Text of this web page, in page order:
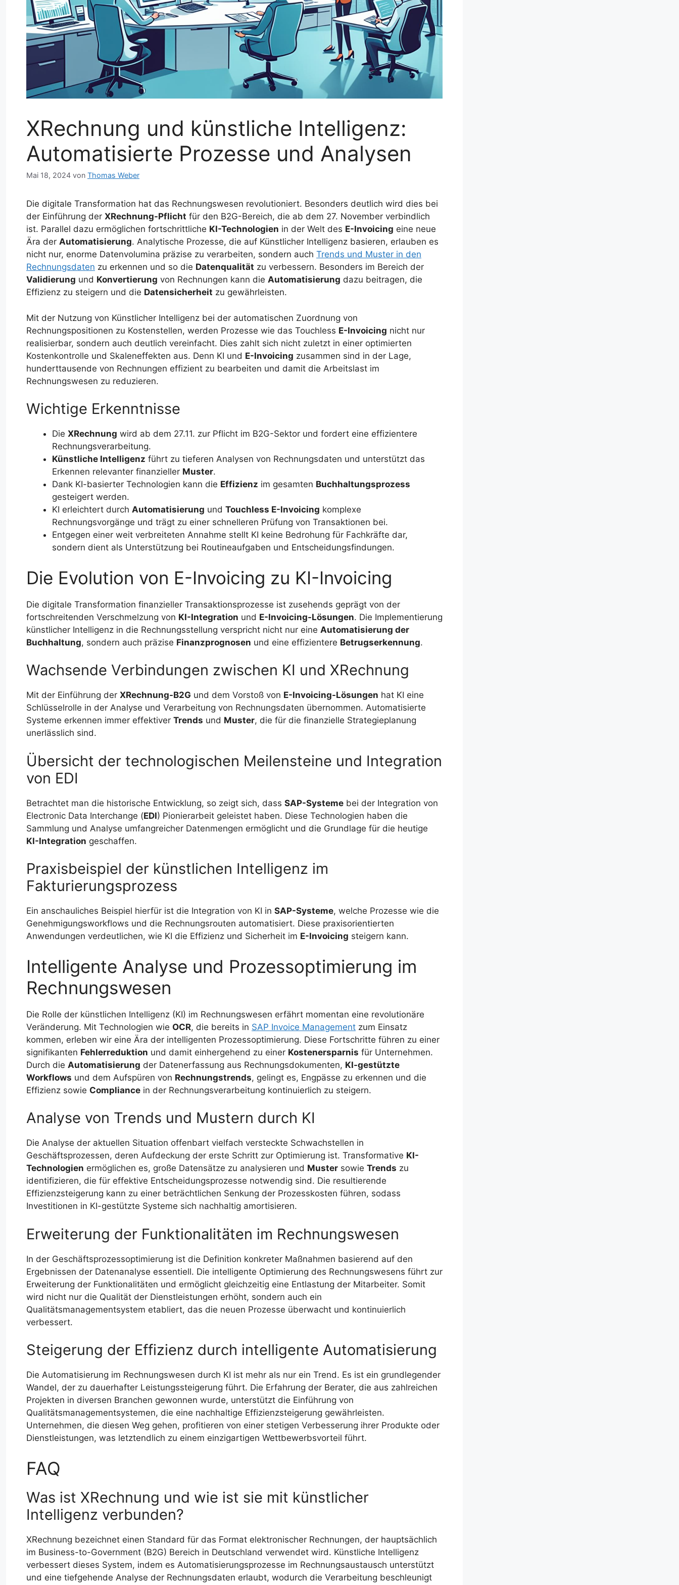
XRechnung und künstliche Intelligenz:
Automatisierte Prozesse und Analysen
Mai 18, 2024 von Thomas Weber
Die digitale Transformation hat das Rechnungswesen revolutioniert. Besonders deutlich wird dies bei
der Einführung der XRechnung-Pflicht für den B2G-Bereich, die ab dem 27. November verbindlich
ist. Parallel dazu ermöglichen fortschrittliche KI-Technologien in der Welt des E-Invoicing eine neue
Ära der Automatisierung. Analytische Prozesse, die auf Künstlicher Intelligenz basieren, erlauben es
nicht nur, enorme Datenvolumina präzise zu verarbeiten, sondern auch Trends und Muster in den
Rechnungsdaten zu erkennen und so die Datenqualität zu verbessern. Besonders im Bereich der
Validierung und Konvertierung von Rechnungen kann die Automatisierung dazu beitragen, die
Effizienz zu steigern und die Datensicherheit zu gewährleisten.
Mit der Nutzung von Künstlicher Intelligenz bei der automatischen Zuordnung von
Rechnungspositionen zu Kostenstellen, werden Prozesse wie das Touchless E-Invoicing nicht nur
realisierbar, sondern auch deutlich vereinfacht. Dies zahlt sich nicht zuletzt in einer optimierten
Kostenkontrolle und Skaleneffekten aus. Denn KI und E-Invoicing zusammen sind in der Lage,
hunderttausende von Rechnungen effizient zu bearbeiten und damit die Arbeitslast im
Rechnungswesen zu reduzieren.
Wichtige Erkenntnisse
Die XRechnung wird ab dem 27.11. zur Pflicht im B2G-Sektor und fordert eine effizientere
Rechnungsverarbeitung.
Künstliche Intelligenz führt zu tieferen Analysen von Rechnungsdaten und unterstützt das
Erkennen relevanter finanzieller Muster.
Dank KI-basierter Technologien kann die Effizienz im gesamten Buchhaltungsprozess
gesteigert werden.
KI erleichtert durch Automatisierung und Touchless E-Invoicing komplexe
Rechnungsvorgänge und trägt zu einer schnelleren Prüfung von Transaktionen bei.
Entgegen einer weit verbreiteten Annahme stellt KI keine Bedrohung für Fachkräfte dar,
sondern dient als Unterstützung bei Routineaufgaben und Entscheidungsfindungen.
Die Evolution von E-Invoicing zu KI-Invoicing
Die digitale Transformation finanzieller Transaktionsprozesse ist zusehends geprägt von der
fortschreitenden Verschmelzung von KI-Integration und E-Invoicing-Lösungen. Die Implementierung
künstlicher Intelligenz in die Rechnungsstellung verspricht nicht nur eine Automatisierung der
Buchhaltung, sondern auch präzise Finanzprognosen und eine effizientere Betrugserkennung.
Wachsende Verbindungen zwischen KI und XRechnung
Mit der Einführung der XRechnung-B2G und dem Vorstoß von E-Invoicing-Lösungen hat KI eine
Schlüsselrolle in der Analyse und Verarbeitung von Rechnungsdaten übernommen. Automatisierte
Systeme erkennen immer effektiver Trends und Muster, die für die finanzielle Strategieplanung
unerlässlich sind.
Übersicht der technologischen Meilensteine und Integration
von EDI
Betrachtet man die historische Entwicklung, so zeigt sich, dass SAP-Systeme bei der Integration von
Electronic Data Interchange (EDI) Pionierarbeit geleistet haben. Diese Technologien haben die
Sammlung und Analyse umfangreicher Datenmengen ermöglicht und die Grundlage für die heutige
KI-Integration geschaffen.
Praxisbeispiel der künstlichen Intelligenz im
Fakturierungsprozess
Ein anschauliches Beispiel hierfür ist die Integration von KI in SAP-Systeme, welche Prozesse wie die
Genehmigungsworkflows und die Rechnungsrouten automatisiert. Diese praxisorientierten
Anwendungen verdeutlichen, wie KI die Effizienz und Sicherheit im E-Invoicing steigern kann.
Intelligente Analyse und Prozessoptimierung im
Rechnungswesen
Die Rolle der künstlichen Intelligenz (KI) im Rechnungswesen erfährt momentan eine revolutionäre
Veränderung. Mit Technologien wie OCR, die bereits in SAP Invoice Management zum Einsatz
kommen, erleben wir eine Ära der intelligenten Prozessoptimierung. Diese Fortschritte führen zu einer
signifikanten Fehlerreduktion und damit einhergehend zu einer Kostenersparnis für Unternehmen.
Durch die Automatisierung der Datenerfassung aus Rechnungsdokumenten, KI-gestützte
Workflows und dem Aufspüren von Rechnungstrends, gelingt es, Engpässe zu erkennen und die
Effizienz sowie Compliance in der Rechnungsverarbeitung kontinuierlich zu steigern.
Analyse von Trends und Mustern durch KI
Die Analyse der aktuellen Situation offenbart vielfach versteckte Schwachstellen in
Geschäftsprozessen, deren Aufdeckung der erste Schritt zur Optimierung ist. Transformative KI-
Technologien ermöglichen es, große Datensätze zu analysieren und Muster sowie Trends zu
identifizieren, die für effektive Entscheidungsprozesse notwendig sind. Die resultierende
Effizienzsteigerung kann zu einer beträchtlichen Senkung der Prozesskosten führen, sodass
Investitionen in KI-gestützte Systeme sich nachhaltig amortisieren.
Erweiterung der Funktionalitäten im Rechnungswesen
In der Geschäftsprozessoptimierung ist die Definition konkreter Maßnahmen basierend auf den
Ergebnissen der Datenanalyse essentiell. Die intelligente Optimierung des Rechnungswesens führt zur
Erweiterung der Funktionalitäten und ermöglicht gleichzeitig eine Entlastung der Mitarbeiter. Somit
wird nicht nur die Qualität der Dienstleistungen erhöht, sondern auch ein
Qualitätsmanagementsystem etabliert, das die neuen Prozesse überwacht und kontinuierlich
verbessert.
Steigerung der Effizienz durch intelligente Automatisierung
Die Automatisierung im Rechnungswesen durch KI ist mehr als nur ein Trend. Es ist ein grundlegender
Wandel, der zu dauerhafter Leistungssteigerung führt. Die Erfahrung der Berater, die aus zahlreichen
Projekten in diversen Branchen gewonnen wurde, unterstützt die Einführung von
Qualitätsmanagementsystemen, die eine nachhaltige Effizienzsteigerung gewährleisten.
Unternehmen, die diesen Weg gehen, profitieren von einer stetigen Verbesserung ihrer Produkte oder
Dienstleistungen, was letztendlich zu einem einzigartigen Wettbewerbsvorteil führt.
FAQ
Was ist XRechnung und wie ist sie mit künstlicher
Intelligenz verbunden?
XRechnung bezeichnet einen Standard für das Format elektronischer Rechnungen, der hauptsächlich
im Business-to-Government (B2G) Bereich in Deutschland verwendet wird. Künstliche Intelligenz
verbessert dieses System, indem es Automatisierungsprozesse im Rechnungsaustausch unterstützt
und eine tiefgehende Analyse der Rechnungsdaten erlaubt, wodurch die Verarbeitung beschleunigt